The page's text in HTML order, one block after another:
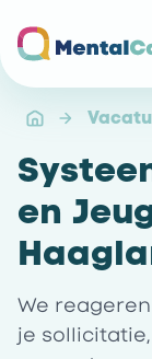
en
We
je